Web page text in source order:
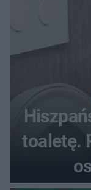
toaletę.